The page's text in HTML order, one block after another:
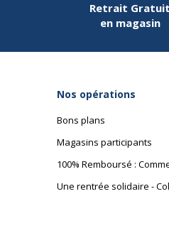
Retrait Gratuit
en magasin
Nos opérations
Bons plans
Magasins participants
100% Remboursé :
Une rentrée solidaire -